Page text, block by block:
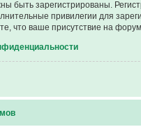
быть зарегистрированы.
привилегии для
что ваше присутствие на